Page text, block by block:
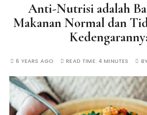
Anti-Nutrisi adalah
Makanan Normal dan
6 YEARS AGO READ TIME: 4 MINUTES